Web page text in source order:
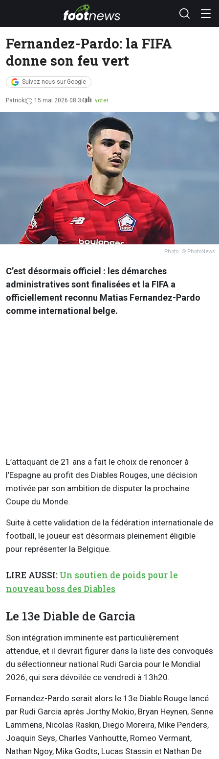
Fernandez-Pardo: la FIFA
donne son feu vert
Suivez-nous sur Google
Patrick 15 mai 2026 08:34 voter
Photo: © PhotoNews
C’est désormais officiel : les démarches
administratives sont finalisées et la FIFA a
officiellement reconnu Matias Fernandez-Pardo
comme international belge.
L’attaquant de 21 ans a fait le choix de renoncer à
l’Espagne au profit des Diables Rouges, une décision
motivée par son ambition de disputer la prochaine
Coupe du Monde.
Suite à cette validation de la fédération internationale de
football, le joueur est désormais pleinement éligible
pour représenter la Belgique.
LIRE AUSSI: Un soutien de poids pour le
nouveau boss des Diables
Le 13e Diable de Garcia
Son intégration imminente est particulièrement
attendue, et il devrait figurer dans la liste des convoqués
du sélectionneur national Rudi Garcia pour le Mondial
2026, qui sera dévoilée ce vendredi à 13h20.
Fernandez-Pardo serait alors le 13e Diable Rouge lancé
par Rudi Garcia après Jorthy Mokio, Bryan Heynen, Senne
Lammens, Nicolas Raskin, Diego Moreira, Mike Penders,
Joaquin Seys, Charles Vanhoutte, Romeo Vermant,
Nathan Ngoy, Mika Godts, Lucas Stassin et Nathan De